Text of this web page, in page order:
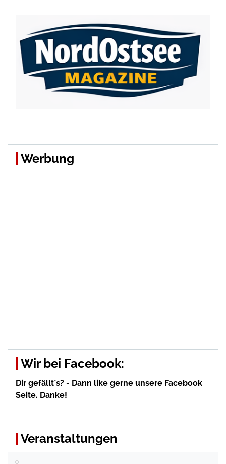
Werbung
Wir bei Facebook:
Dir gefällt´s? - Dann like gerne unsere Facebook
Seite. Danke!
Veranstaltungen